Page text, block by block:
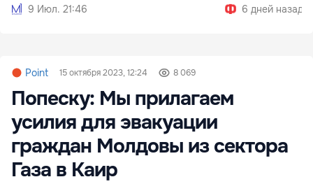
9 Июл. 21:46
6 дней назад
Point 15 октября 2023, 12:24 8 069
Попеску: Мы прилагаем
усилия для эвакуации
граждан Молдовы из сектора
Газа в Каир